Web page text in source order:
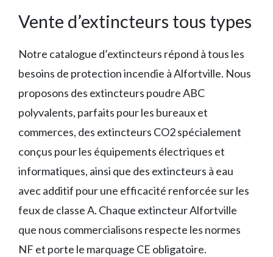
Vente d’extincteurs tous types
Notre catalogue d’extincteurs répond à tous les
besoins de protection incendie à Alfortville. Nous
proposons des extincteurs poudre ABC
polyvalents, parfaits pour les bureaux et
commerces, des extincteurs CO2 spécialement
conçus pour les équipements électriques et
informatiques, ainsi que des extincteurs à eau
avec additif pour une efficacité renforcée sur les
feux de classe A. Chaque extincteur Alfortville
que nous commercialisons respecte les normes
NF et porte le marquage CE obligatoire.